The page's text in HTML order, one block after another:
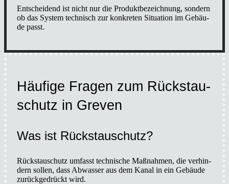
Ent­schei­dend ist nicht nur die Pro­dukt­be­zeich­nung, son­dern
ob das Sys­tem tech­nisch zur kon­kre­ten Situa­ti­on im Gebäu­
de passt.
Häu­fi­ge Fra­gen zum Rückstau­
schutz in Gre­ven
Was ist Rückstau­schutz?
Rückstau­schutz umfasst tech­ni­sche Maß­nah­men, die ver­hin­
dern sol­len, dass Abwas­ser aus dem Kanal in ein Gebäu­de
zurück­ge­drückt wird.